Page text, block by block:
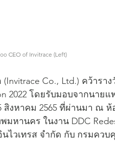
CEO of Invitrace (Left)
Co., Ltd.) คว้ารา
2022 โดยรับมอบจากนา
สิงหาคม 2565 ที่ผ่านมา ณ
มหานคร ในงาน DDC
ไวเทรส จำกัด กับ กรมคว